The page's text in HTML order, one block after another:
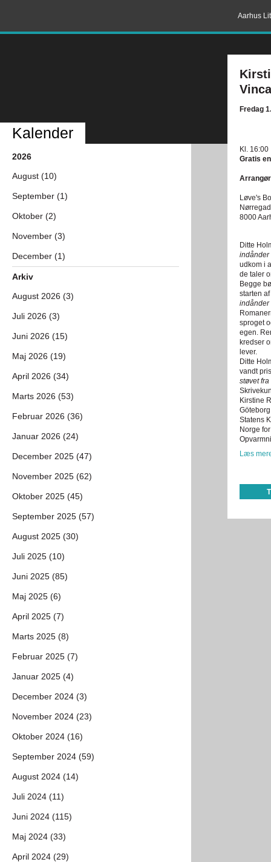
Aarhus
Fredag
Kl. 16:00
Gratis
Løve's
8000
Ditte
indånder
udkom i
de taler
Begge
starten
indånder
sproget
egen.
kredser
lever.
Ditte
vandt
støvet
Kirstine
Statens
Norge
Læs
Kalender
2026
August (10)
September (1)
Oktober (2)
November (3)
December (1)
Arkiv
August 2026 (3)
Juli 2026 (3)
Juni 2026 (15)
Maj 2026 (19)
April 2026 (34)
Marts 2026 (53)
Februar 2026 (36)
Januar 2026 (24)
December 2025 (47)
November 2025 (62)
Oktober 2025 (45)
September 2025 (57)
August 2025 (30)
Juli 2025 (10)
Juni 2025 (85)
Maj 2025 (6)
April 2025 (7)
Marts 2025 (8)
Februar 2025 (7)
Januar 2025 (4)
December 2024 (3)
November 2024 (23)
Oktober 2024 (16)
September 2024 (59)
August 2024 (14)
Juli 2024 (11)
Juni 2024 (115)
Maj 2024 (33)
April 2024 (29)